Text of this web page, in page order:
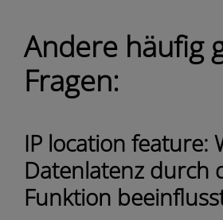
Andere häufig
Fragen:
IP location feature:
Datenlatenz durch
Funktion